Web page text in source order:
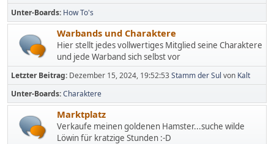
Unter-Boards How To's
Warbands und Charaktere
Hier stellt jedes vollwertiges Mitglied seine Charaktere
und jede Warband sich selbst vor
Letzter Beitrag: Dezember 15, 2024, 19:52:53Stamm der Sul von Kalt
Unter-Boards Charaktere
Marktplatz
Verkaufe meinen goldenen Hamster...suche wilde
Löwin für kratzige Stunden :-D